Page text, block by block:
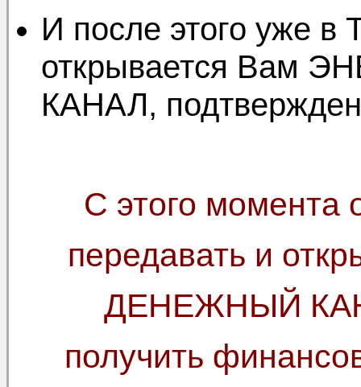
И после этого уже в
открывается Вам
КАНАЛ,
С этого момента
передавать и
ДЕНЕЖНЫЙ
получить